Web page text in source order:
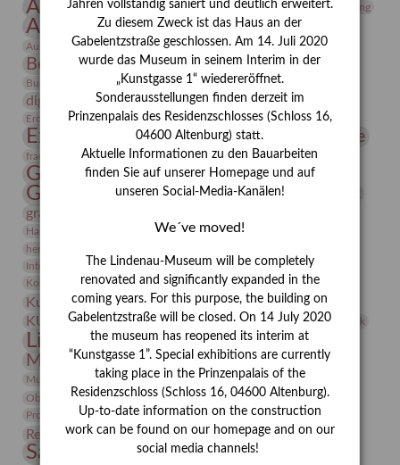
Antike Architektur Archiv Archäologie Asta Gröting
Ausstellung
Ausstellung "Berliner Blätter"
Ausstellung „Vier Winde“
Bauhaus Berlin in den Zwanziger Jahren
Bernhard August von Lindenau Bibliothek
Burg Posterstein Conrad Felixmüller Depot Der Blaue Reiter
digitallabor Entartete Kunst
Enteignung
Erdmann Julius Dietrich
Erlebnisportal estrusker Exlibris
Expressionismus Festrede Florenz Fotografie
frauen Frauen in der Antike und heute
Gerhard-Altenbourg-Preis
Gerhard Altenbourg
Gerhard Kurt Müller
Grafik
grafische sammlung
Hanns-Conon von der Gabelentz Heinrich Kirchhoff
herman de vries
Integriertes Schädlingsmanagement
Italien Jahresempfang
Jubiläum
Kolosseum
Kooperationsausstellung Korkmodelle Kunst
Kunstmuseum Kunstvermittlung Kunst von Kühl
KUNSTWAND Kurs Künstler Künstlerin Lehmbruck
Lindenau-Museum Marstall Messeakademie
Museumsgeschichte Museumsnacht
Museumspädagogik Mäzen Napoleon Natur
Neue Remise
Objekt im Fokus
Paul Klee Peter Schnürpel Phelloplastik
Pohlhof
Provenienz
Provenienzforschung
Restaurierung Restitution Rudi Lesser Ruth Wolf-Rehfeld
Sammlung Samstagszeichner Skulptur
Jahren vollständig saniert und deutlich erweitert.
Zu diesem Zweck ist das Haus an der
Gabelentzstraße geschlossen. Am 14. Juli 2020
wurde das Museum in seinem Interim in der
„Kunstgasse 1“ wiedereröffnet.
Sonderausstellungen finden derzeit im
Prinzenpalais des Residenzschlosses (Schloss 16,
04600 Altenburg) statt.
Aktuelle Informationen zu den Bauarbeiten
finden Sie auf unserer Homepage und auf
unseren Social-Media-Kanälen!
We´ve moved!
The Lindenau-Museum will be completely
renovated and significantly expanded in the
coming years. For this purpose, the building on
Gabelentzstraße will be closed. On 14 July 2020
the museum has reopened its interim at
“Kunstgasse 1”. Special exhibitions are currently
taking place in the Prinzenpalais of the
Residenzschloss (Schloss 16, 04600 Altenburg).
Up-to-date information on the construction
work can be found on our homepage and on our
social media channels!